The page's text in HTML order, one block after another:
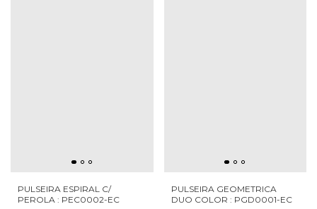
PULSEIRA ESPIRAL C/
PEROLA : PEC0002-EC
PULSEIRA GEOMETRICA
DUO COLOR : PGD0001-EC